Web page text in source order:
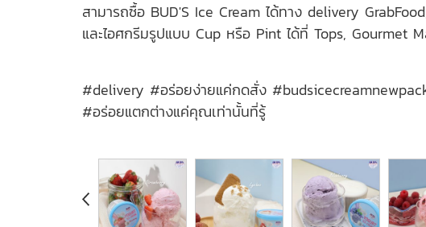
สามารถซื้อ BUD'S Ice Cream ได้ทาง delivery
และไอศกรีมรูปแบบ Cup หรือ Pint ได้ที่ Tops, Gourmet
#delivery #อร่อยง่ายแค่กดสั่ง
#อร่อยแตกต่างแค่คุณเท่านั้นที่รู้